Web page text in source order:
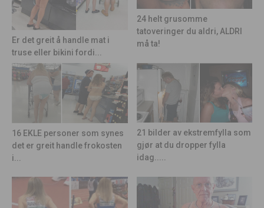
Er det greit å handle mat i
truse eller bikini fordi...
24 helt grusomme
tatoveringer du aldri, ALDRI
må ta!
16 EKLE personer som synes
det er greit handle frokosten
i...
21 bilder av ekstremfylla som
gjør at du dropper fylla
idag.....